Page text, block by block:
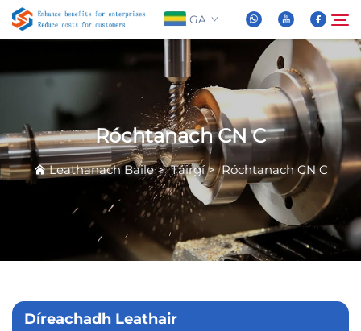
GA
Táirgí
Cuardaigh
Róchtanach CN C
Leathanach Baile>Táirgí>Róchtanach CN C
Díreachadh Leathair